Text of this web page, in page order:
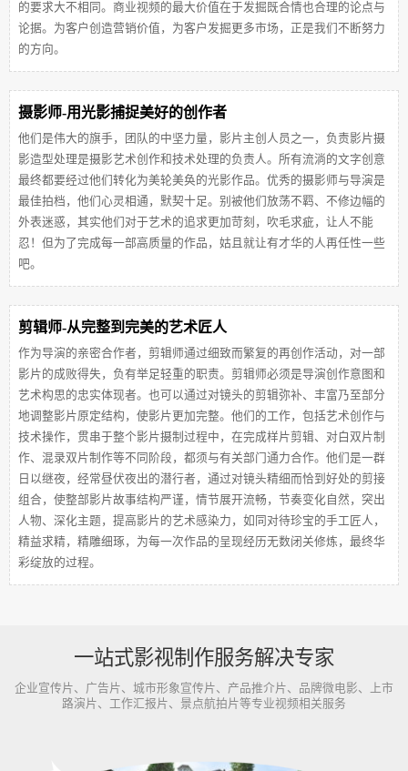
的要求大不相同。商业视频的最大价值在于发掘既合情也合理的论点与
论据。为客户创造营销价值，为客户发掘更多市场，正是我们不断努力
的方向。
摄影师-用光影捕捉美好的创作者
他们是伟大的旗手，团队的中坚力量，影片主创人员之一，负责影片摄
影造型处理是摄影艺术创作和技术处理的负责人。所有流淌的文字创意
最终都要经过他们转化为美轮美奂的光影作品。优秀的摄影师与导演是
最佳拍档，他们心灵相通，默契十足。别被他们放荡不羁、不修边幅的
外表迷惑，其实他们对于艺术的追求更加苛刻，吹毛求疵，让人不能
忍！但为了完成每一部高质量的作品，姑且就让有才华的人再任性一些
吧。
剪辑师-从完整到完美的艺术匠人
作为导演的亲密合作者，剪辑师通过细致而繁复的再创作活动，对一部
影片的成败得失，负有举足轻重的职责。剪辑师必须是导演创作意图和
艺术构思的忠实体现者。也可以通过对镜头的剪辑弥补、丰富乃至部分
地调整影片原定结构，使影片更加完整。他们的工作，包括艺术创作与
技术操作，贯串于整个影片摄制过程中，在完成样片剪辑、对白双片制
作、混录双片制作等不同阶段，都须与有关部门通力合作。他们是一群
日以继夜，经常昼伏夜出的潜行者，通过对镜头精细而恰到好处的剪接
组合，使整部影片故事结构严谨，情节展开流畅，节奏变化自然，突出
人物、深化主题，提高影片的艺术感染力，如同对待珍宝的手工匠人，
精益求精，精雕细琢，为每一次作品的呈现经历无数闭关修炼，最终华
彩绽放的过程。
一站式影视制作服务解决专家
企业宣传片、广告片、城市形象宣传片、产品推介片、品牌微电影、上市
路演片、工作汇报片、景点航拍片等专业视频相关服务